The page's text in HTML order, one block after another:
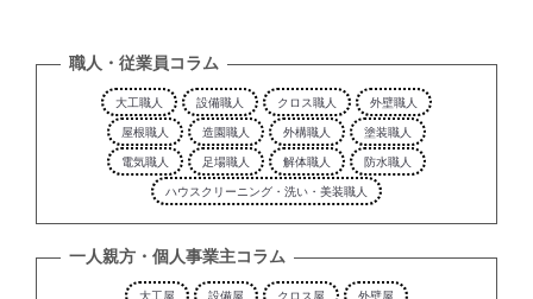
職人・従業員コラム
大工職人 設備職人 クロス職人
外壁職人
屋根職人
造園職人 外構職人
塗装職人
電気職人
足場職人 解体職人
防水職人
ハウスクリーニング・洗い・美装職人
一人親方・個人事業主コラム
大工屋 設備屋 クロス屋
外壁屋